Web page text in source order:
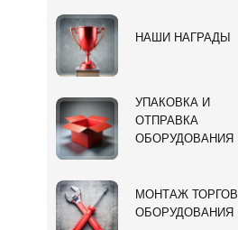
НАШИ НАГРАДЫ
УПАКОВКА И
ОТПРАВКА
ОБОРУДОВАНИЯ
МОНТАЖ
ОБОРУДОВАНИЯ